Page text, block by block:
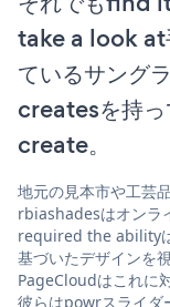
take a look at
ているサング
createsを持
create。
地元の見本市や工芸
rbiashadesはオンラ
required the ability
基づいたデザインを
PageCloudはこれに
彼らはpowrスライ